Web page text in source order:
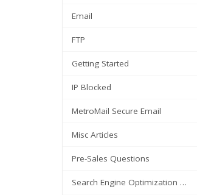
Email
FTP
Getting Started
IP Blocked
MetroMail Secure Email
Misc Articles
Pre-Sales Questions
Search Engine Optimization | SEO